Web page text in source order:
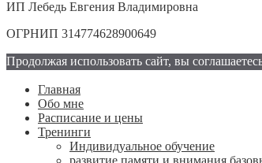
ИП Лебедь Евгения Владимировна
ОГРНИП 314774628900649
Продолжая использовать сайт, вы
Главная
Обо мне
Расписание и цены
Тренинги
Индивидуальное обучение